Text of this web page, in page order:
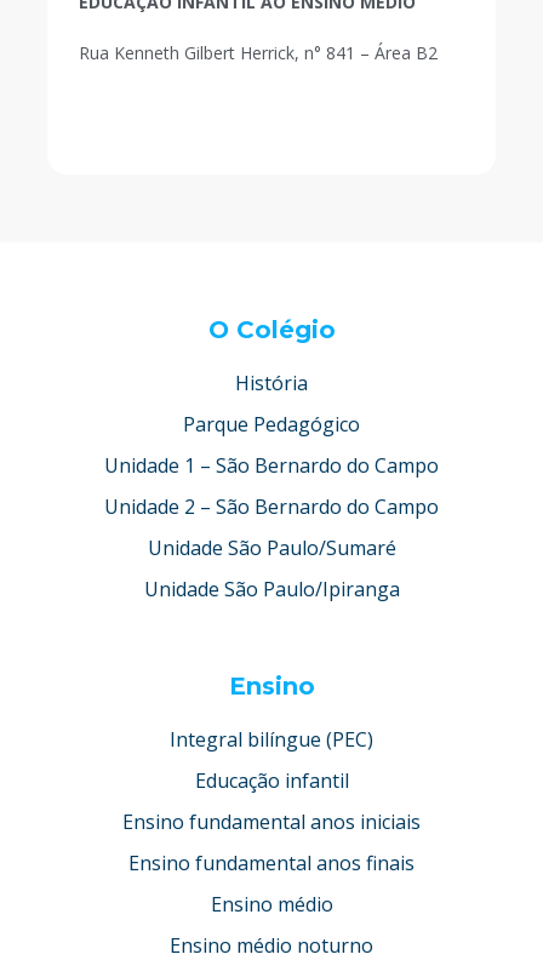
Rua Kenneth Gilbert Herrick, n° 841 – Área B2
O Colégio
História
Parque Pedagógico
Unidade 1 – São Bernardo do Campo
Unidade 2 – São Bernardo do Campo
Unidade São Paulo/Sumaré
Unidade São Paulo/Ipiranga
Ensino
Integral bilíngue (PEC)
Educação infantil
Ensino fundamental anos iniciais
Ensino fundamental anos finais
Ensino médio
Ensino médio noturno